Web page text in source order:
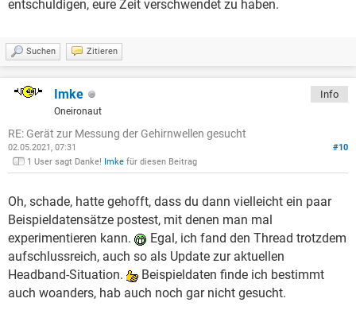
entschuldigen, eure Zeit verschwendet zu haben.
Suchen Zitieren
Imke
Oneironaut
Info
RE: Gerät zur Messung der Gehirnwellen gesucht
#10
02.05.2021, 07:31
1 User sagt Danke! Imke für diesen Beitrag
Oh, schade, hatte gehofft, dass du dann vielleicht ein paar
Beispieldatensätze postest, mit denen man mal
experimentieren kann.
Egal, ich fand den Thread trotzdem
aufschlussreich, auch so als Update zur aktuellen
Headband-Situation.
Beispieldaten finde ich bestimmt
auch woanders, hab auch noch gar nicht gesucht.